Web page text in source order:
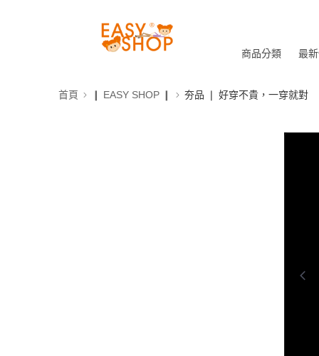
商品分類 最
首頁 ❙ EASY SHOP ❙ 夯品 ❘ 好穿不貴，一穿就對